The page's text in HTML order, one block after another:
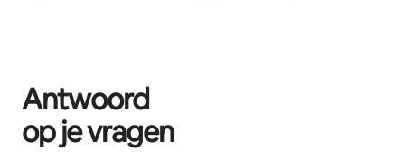
Antwoord
op je vragen